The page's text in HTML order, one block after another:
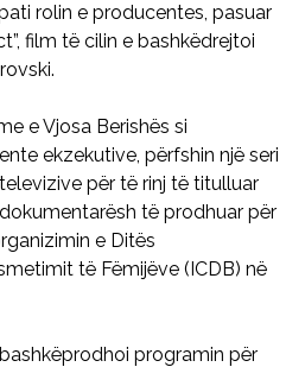
rolin e producentes, pasuar
film të cilin e bashkëdrejtoi
e Vjosa Berishës si
ekzekutive, përfshin një seri
për të rinj të titulluar
dokumentarësh të prodhuar për
e Ditës
të Fëmijëve (ICDB) në
programin për